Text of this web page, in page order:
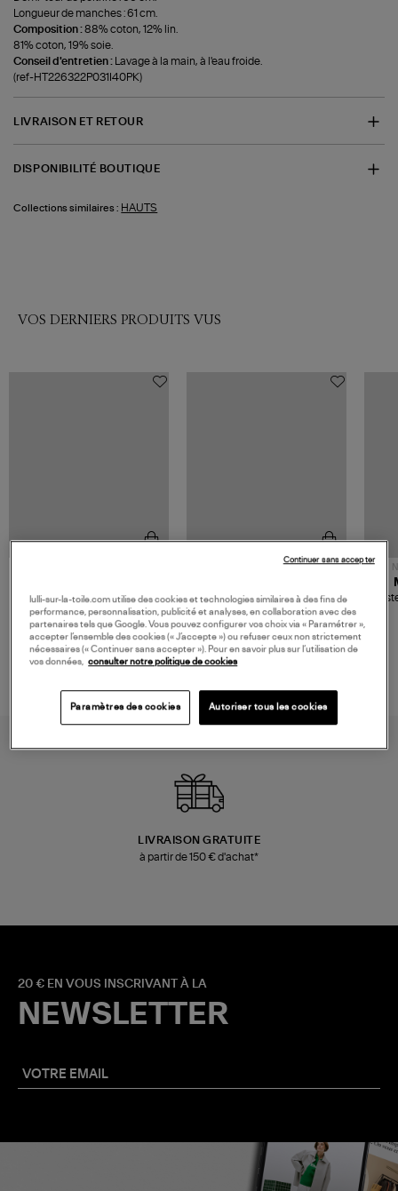
Longueur de manches : 61 cm.
Composition :88% coton, 12% lin.
81% coton, 19% soie.
Conseil d'entretien :
Lavage à la main, à l'eau froide.
(ref-HT226322P031I40PK)
LIVRAISON ET RETOUR
DISPONIBILITÉ BOUTIQUE
Collections similaires : HAUTS
VOS DERNIERS PRODUITS VUS
480,00 €
Sac Bobi S Cuir Lamé
Champagne
NOUVELLE COLLECTION
189,00 €
Mocassins Killian Sport
Mousse
LIVRAISON GRATUITE
à partir de 150 € d'achat*
20 € EN VOUS INSCRIVANT À LA
NEWSLETTER
lulli-sur-la-toile.com utilise des cookies et technologies similaires à des fins de
performance, personnalisation, publicité et analyses, en collaboration avec des
partenaires tels que Google. Vous pouvez configurer vos choix via « Paramétrer »,
accepter l’ensemble des cookies (« J’accepte ») ou refuser ceux non strictement
nécessaires (« Continuer sans accepter »). Pour en savoir plus sur l’utilisation de
vos données, consulter notre politique de cookies
Paramètres des cookies Autoriser tous les cookies
Continuer sans accepter